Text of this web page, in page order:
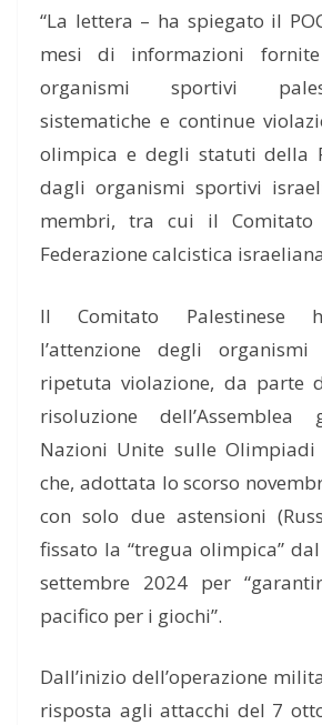
“La lettera – ha spiegato il
mesi di informazioni
organismi sportivi
sistematiche e continue
olimpica e degli statuti della
dagli organismi sportivi
membri, tra cui il
Federazione calcistica
Il Comitato Palestinese
l’attenzione degli
ripetuta violazione, da parte
risoluzione dell’Assemblea
Nazioni Unite sulle
che, adottata lo scorso
con solo due astensioni
fissato la “tregua olimpica”
settembre 2024 per
pacifico per i giochi”.
Dall’inizio dell’operazione
risposta agli attacchi del 7